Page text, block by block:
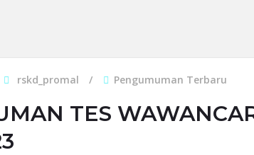
rskd_promal Pengumuman Terbaru
TES